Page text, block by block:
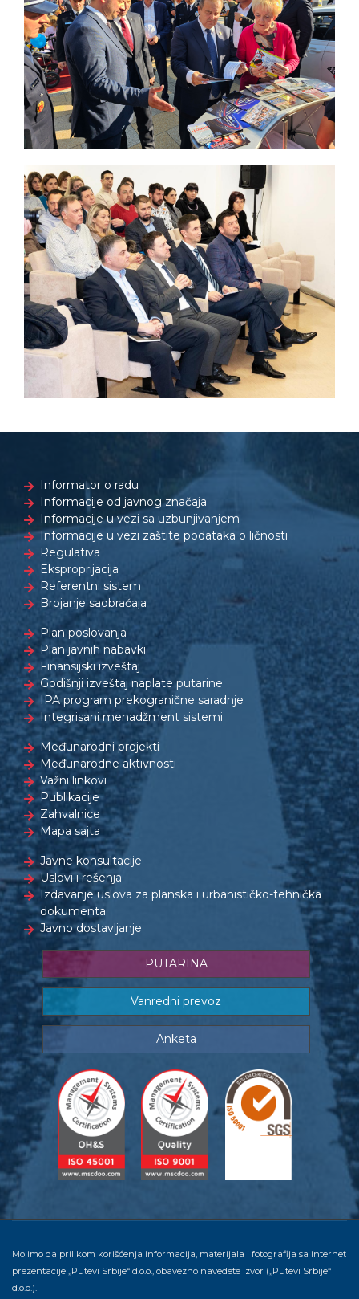
Informator o radu
Informacije od javnog značaja
Informacije u vezi sa uzbunjivanjem
Informacije u vezi zaštite podataka o ličnosti
Regulativa
Eksproprijacija
Referentni sistem
Brojanje saobraćaja
Plan poslovanja
Plan javnih nabavki
Finansijski izveštaj
Godišnji izveštaj naplate putarine
IPA program prekogranične saradnje
Integrisani menadžment sistemi
Međunarodni projekti
Međunarodne aktivnosti
Važni linkovi
Publikacije
Zahvalnice
Mapa sajta
Javne konsultacije
Uslovi i rešenja
Izdavanje uslova za planska i urbanističko-tehnička
dokumenta
Javno dostavljanje
PUTARINA
Vanredni prevoz
Anketa
Molimo da prilikom korišćenja informacija, materijala i fotografija sa internet
prezentacije „Putevi Srbije“ d.o.o., obavezno navedete izvor („Putevi Srbije“
d.o.o.).